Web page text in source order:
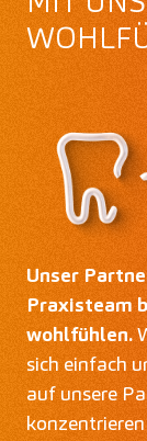
Unser
Praxisteam
wohlfühlen.
sich einfach
auf unsere